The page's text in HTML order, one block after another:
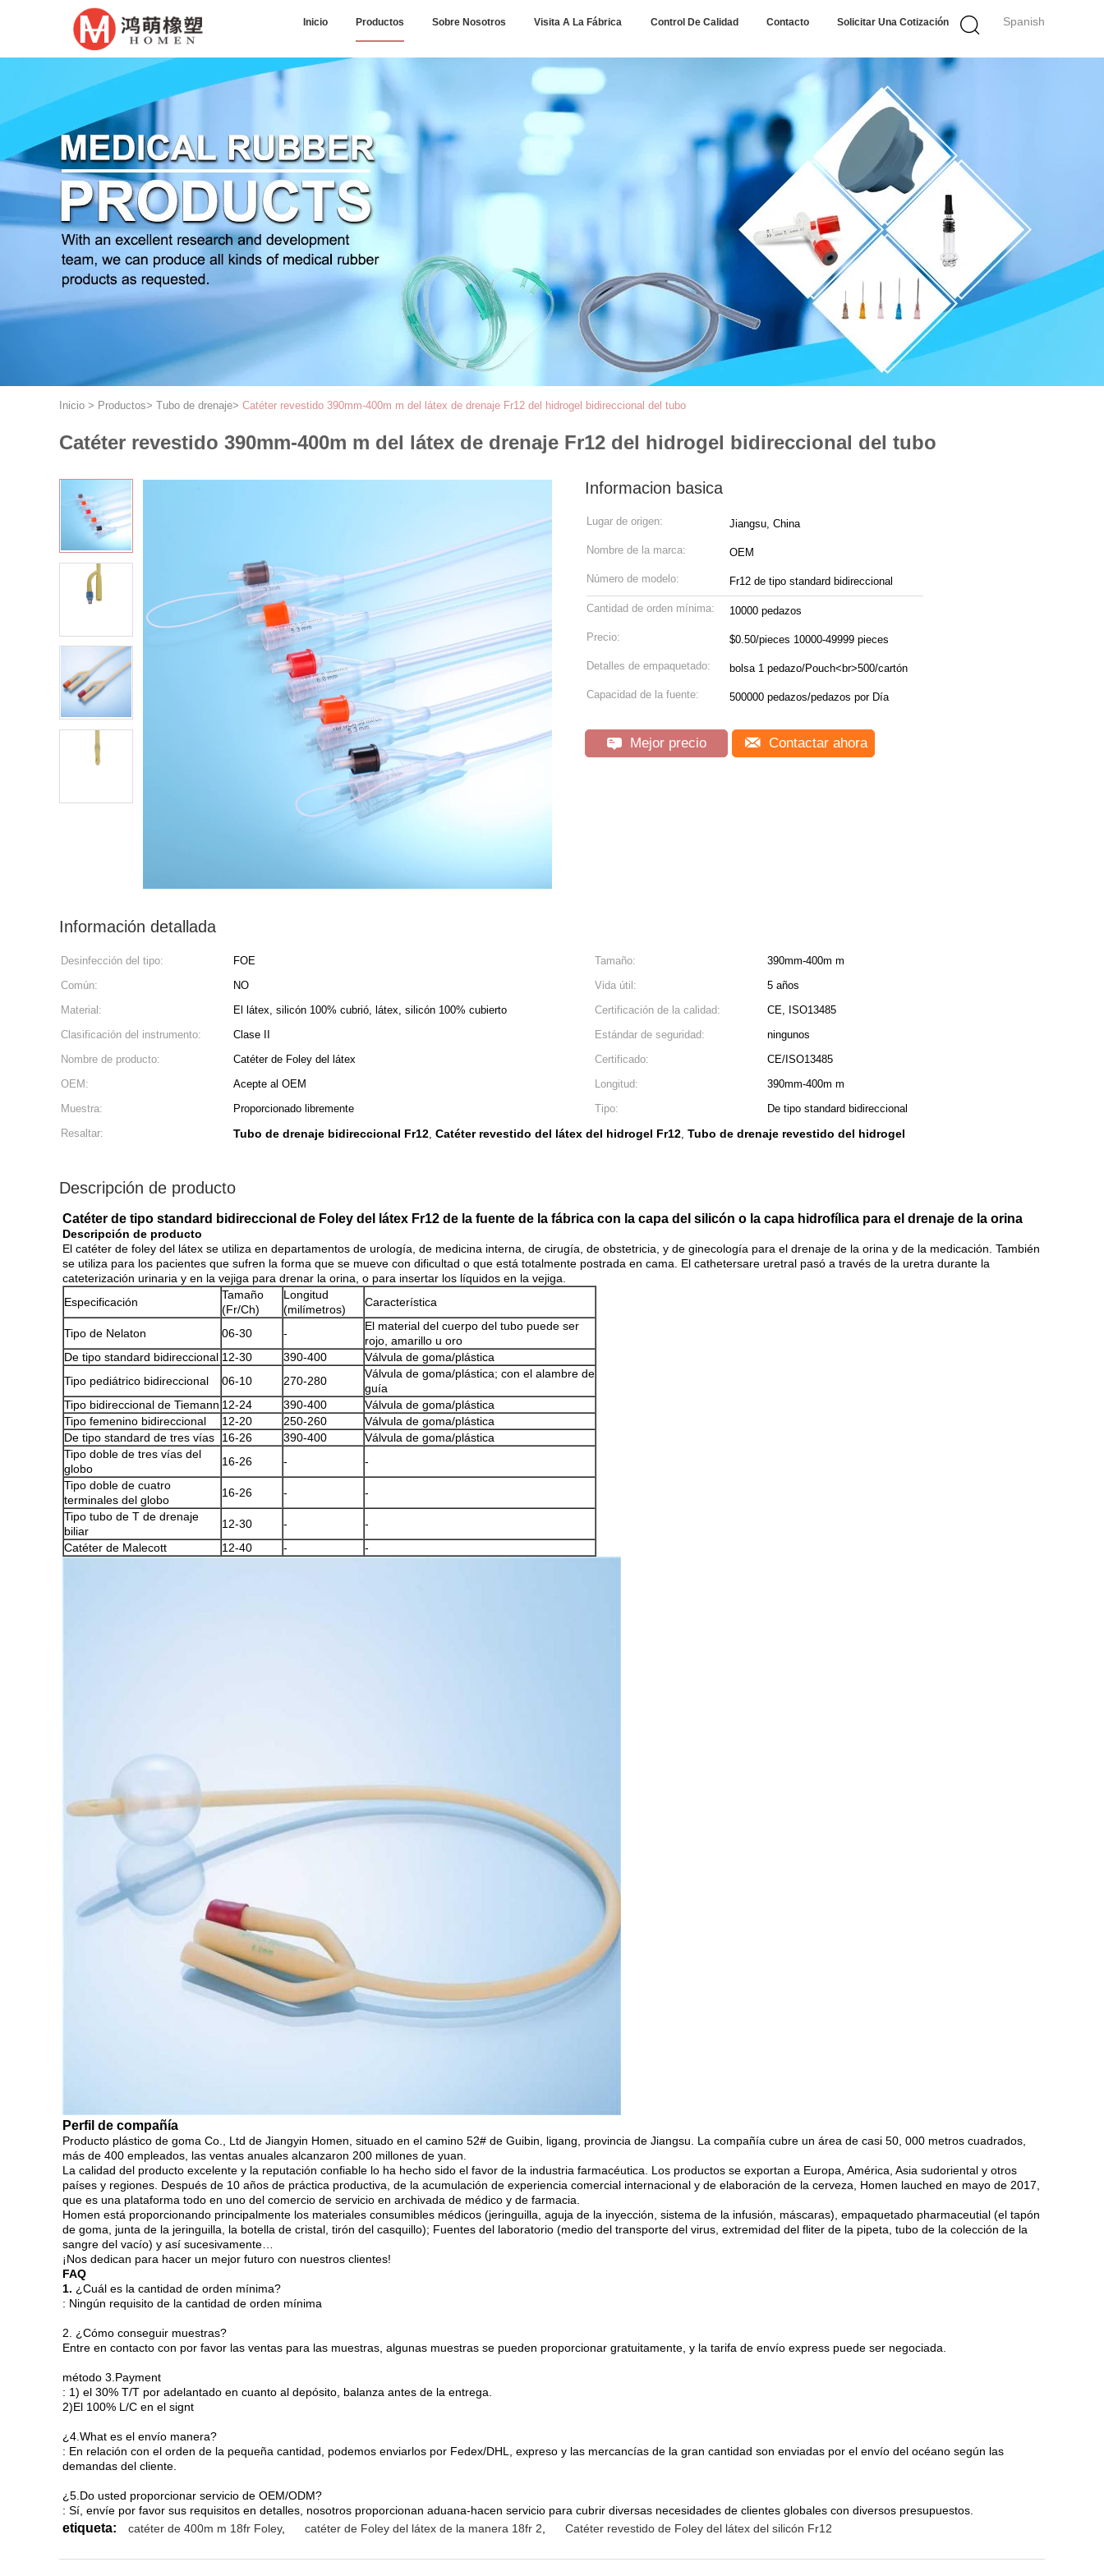
Spanish
Inicio Productos Sobre Nosotros Visita A La Fábrica Control De Calidad Contacto Solicitar Una Cotización
Inicio > Productos> Tubo de drenaje> Catéter revestido 390mm-400m m del látex de drenaje Fr12 del hidrogel bidireccional del tubo
Catéter revestido 390mm-400m m del látex de drenaje Fr12 del hidrogel bidireccional del tubo
Informacion basica
Lugar de origen: Jiangsu, China
Nombre de la marca: OEM
Número de modelo: Fr12 de tipo standard bidireccional
Cantidad de orden mínima: 10000 pedazos
Precio: $0.50/pieces 10000-49999 pieces
Detalles de empaquetado: bolsa 1 pedazo/Pouch<br>500/cartón
Capacidad de la fuente: 500000 pedazos/pedazos por Día
Mejor precio Contactar ahora
Información detallada
Desinfección del tipo: FOE Tamaño:
390mm-400m m
Común:
NO Vida útil:
5 años
Material:
El látex, silicón 100% cubrió, látex, silicón 100% cubierto Certificación de la calidad:
CE, ISO13485
Clasificación del instrumento:
Clase II Estándar de seguridad:
ningunos
Nombre de producto:
Catéter de Foley del látex Certificado:
CE/ISO13485
OEM:
Acepte al OEM Longitud:
390mm-400m m
Muestra:
Proporcionado libremente Tipo:
De tipo standard bidireccional
Resaltar:
Tubo de drenaje bidireccional Fr12, Catéter revestido del látex del hidrogel Fr12, Tubo de drenaje revestido del hidrogel
Descripción de producto
Catéter de tipo standard bidireccional de Foley del látex Fr12 de la fuente de la fábrica con la capa del silicón o la capa hidrofílica para el drenaje de la orina
Descripción de producto
El catéter de foley del látex se utiliza en departamentos de urología, de medicina interna, de cirugía, de obstetricia, y de ginecología para el drenaje de la orina y de la medicación. También
se utiliza para los pacientes que sufren la forma que se mueve con dificultad o que está totalmente postrada en cama. El cathetersare uretral pasó a través de la uretra durante la
cateterización urinaria y en la vejiga para drenar la orina, o para insertar los líquidos en la vejiga.
Especificación
Tamaño
(Fr/Ch)
Longitud
(milímetros)
Característica
Tipo de Nelaton 06-30 -
El material del cuerpo del tubo puede ser
rojo, amarillo u oro
De tipo standard bidireccional 12-30 390-400
Válvula de goma/plástica
Tipo pediátrico bidireccional
06-10 270-280
Válvula de goma/plástica; con el alambre de
guía
Tipo bidireccional de Tiemann 12-24 390-400
Válvula de goma/plástica
Tipo femenino bidireccional
12-20 250-260
Válvula de goma/plástica
De tipo standard de tres vías
16-26 390-400
Válvula de goma/plástica
Tipo doble de tres vías del
globo
16-26 -
-
Tipo doble de cuatro
terminales del globo
16-26 -
-
Tipo tubo de T de drenaje
biliar
12-30 -
-
Catéter de Malecott
12-40 - -
Perfil de compañía
Producto plástico de goma Co., Ltd de Jiangyin Homen, situado en el camino 52# de Guibin, ligang, provincia de Jiangsu. La compañía cubre un área de casi 50, 000 metros cuadrados,
más de 400 empleados, las ventas anuales alcanzaron 200 millones de yuan.
La calidad del producto excelente y la reputación confiable lo ha hecho sido el favor de la industria farmacéutica. Los productos se exportan a Europa, América, Asia sudoriental y otros
países y regiones. Después de 10 años de práctica productiva, de la acumulación de experiencia comercial internacional y de elaboración de la cerveza, Homen lauched en mayo de 2017,
que es una plataforma todo en uno del comercio de servicio en archivada de médico y de farmacia.
Homen está proporcionando principalmente los materiales consumibles médicos (jeringuilla, aguja de la inyección, sistema de la infusión, máscaras), empaquetado pharmaceutial (el tapón
de goma, junta de la jeringuilla, la botella de cristal, tirón del casquillo); Fuentes del laboratorio (medio del transporte del virus, extremidad del fliter de la pipeta, tubo de la colección de la
sangre del vacío) y así sucesivamente…
¡Nos dedican para hacer un mejor futuro con nuestros clientes!
FAQ
1. ¿Cuál es la cantidad de orden mínima?
: Ningún requisito de la cantidad de orden mínima
2. ¿Cómo conseguir muestras?
Entre en contacto con por favor las ventas para las muestras, algunas muestras se pueden proporcionar gratuitamente, y la tarifa de envío express puede ser negociada.
método 3.Payment
: 1) el 30% T/T por adelantado en cuanto al depósito, balanza antes de la entrega.
2)El 100% L/C en el signt
¿4.What es el envío manera?
: En relación con el orden de la pequeña cantidad, podemos enviarlos por Fedex/DHL, expreso y las mercancías de la gran cantidad son enviadas por el envío del océano según las
demandas del cliente.
¿5.Do usted proporcionar servicio de OEM/ODM?
: Sí, envíe por favor sus requisitos en detalles, nosotros proporcionan aduana-hacen servicio para cubrir diversas necesidades de clientes globales con diversos presupuestos.
etiqueta: catéter de 400m m 18fr Foley, catéter de Foley del látex de la manera 18fr 2 Catéter revestido de Foley del látex del silicón Fr12